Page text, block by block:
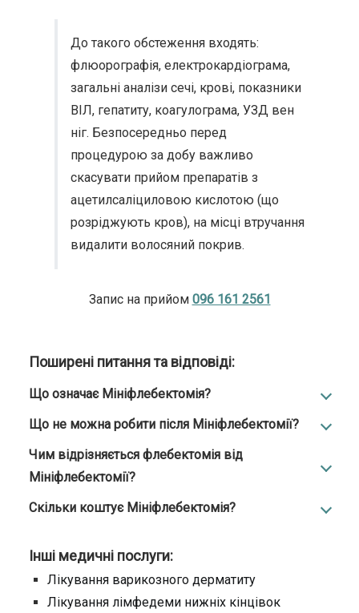
До такого обстеження входять:
флюорографія, електрокардіограма,
загальні аналізи сечі, крові, показники
ВІЛ, гепатиту, коагулограма, УЗД вен
ніг. Безпосередньо перед
процедурою за добу важливо
скасувати прийом препаратів з
ацетилсаліциловою кислотою (що
розріджують кров), на місці втручання
видалити волосяний покрив.
Запис на прийом 096 161 2561
Поширені питання та відповіді:
Що означає Мініфлебектомія?
Що не можна робити після Мініфлебектомії?
Чим відрізняється флебектомія від
Мініфлебектомії?
Скільки коштує Мініфлебектомія?
Інші медичні послуги:
Лікування варикозного дерматиту
Лікування лімфедеми нижніх кінцівок